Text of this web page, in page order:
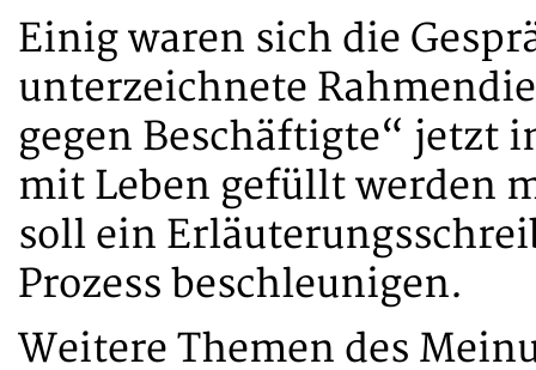
Einig waren sich die
unterzeichnete
gegen Beschäftigte“ jetzt
mit Leben gefüllt werden
soll ein
Prozess beschleunigen.
Weitere Themen des